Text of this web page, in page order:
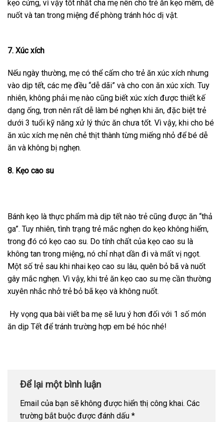
kẹo cứng, vì vậy tốt nhất cha mẹ nên cho trẻ ăn kẹo mềm, dễ
nuốt và tan trong miệng để phòng tránh hóc dị vật.
7. Xúc xích
Nếu ngày thường, mẹ có thể cấm cho trẻ ăn xúc xích nhưng
vào dịp tết, các mẹ đều “dễ dãi” và cho con ăn xúc xích. Tuy
nhiên, không phải mẹ nào cũng biết xúc xích được thiết kế
dạng ống, trơn nên rất dễ làm bé nghẹn khi ăn, đặc biệt trẻ
dưới 3 tuổi kỹ năng xử lý thức ăn chưa tốt. Vì vậy, khi cho bé
ăn xúc xích mẹ nên chẻ thịt thành từng miếng nhỏ để bé dễ
ăn và không bị nghẹn.
8. Kẹo cao su
Bánh kẹo là thực phẩm mà dịp tết nào trẻ cũng được ăn “thả
ga”. Tuy nhiên, tình trạng trẻ mắc nghẹn do kẹo không hiếm,
trong đó có kẹo cao su. Do tính chất của kẹo cao su là
không tan trong miệng, nó chỉ nhạt dần đi và mất vị ngọt.
Một số trẻ sau khi nhai kẹo cao su lâu, quên bỏ bã và nuốt
gây mắc nghẹn. Vì vậy, khi trẻ ăn kẹo cao su mẹ cần thường
xuyên nhắc nhở trẻ bỏ bã kẹo và không nuốt.
Hy vọng qua bài viết ba mẹ sẽ lưu ý hơn đối với 1 số món
ăn dịp Tết để tránh trường hợp em bé hóc nhé!
Để lại một bình luận
Email của bạn sẽ không được hiển thị công khai. Các
trường bắt buộc được đánh dấu *